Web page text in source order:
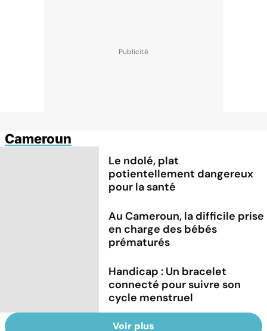
Cameroun
Le ndolé, plat
potientellement dangereux
pour la santé
Au Cameroun, la difficile prise
en charge des bébés
prématurés
Handicap : Un bracelet
connecté pour suivre son
cycle menstruel
Voir plus